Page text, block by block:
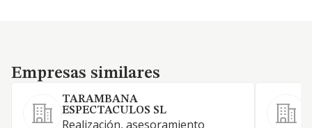
Empresas similares
Empresas similares
TARAMBANA
ESPECTACULOS SL
Realización, asesoramiento